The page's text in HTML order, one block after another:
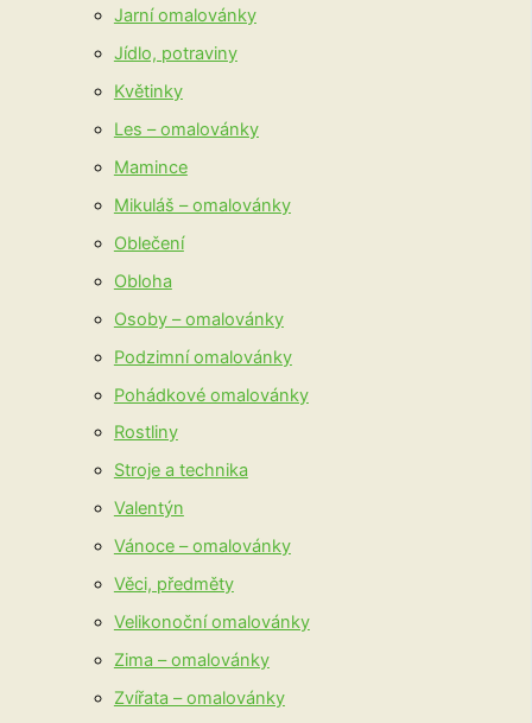
Jarní omalovánky
Jídlo, potraviny
Květinky
Les – omalovánky
Mamince
Mikuláš – omalovánky
Oblečení
Obloha
Osoby – omalovánky
Podzimní omalovánky
Pohádkové omalovánky
Rostliny
Stroje a technika
Valentýn
Vánoce – omalovánky
Věci, předměty
Velikonoční omalovánky
Zima – omalovánky
Zvířata – omalovánky